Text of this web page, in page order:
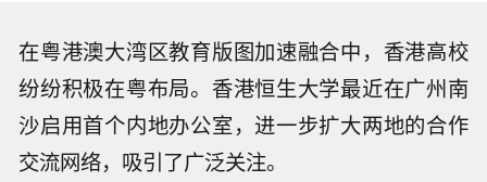
在粤港澳大湾区教育版图加速融合中，香港高校
纷纷积极在粤布局。香港恒生大学最近在广州南
沙启用首个内地办公室，进一步扩大两地的合作
交流网络，吸引了广泛关注。